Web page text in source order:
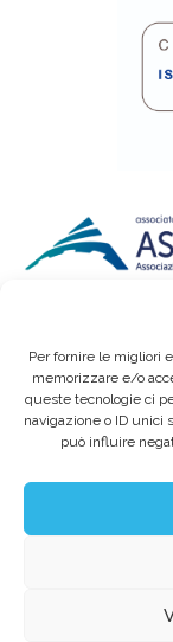
Per fornire le migliori
memorizzare e/o
queste tecnologie ci
navigazione o ID unici
può influire
Eurointerim S.p.A.
Sede legale: Viale
C.F. - P. IVA - Reg. Imp.
nel